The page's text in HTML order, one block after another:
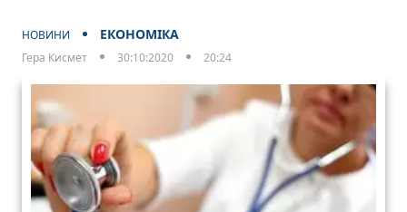
НОВИНИ ЕКОНОМІКА
Гера Кисмет 30:10:2020 20:24